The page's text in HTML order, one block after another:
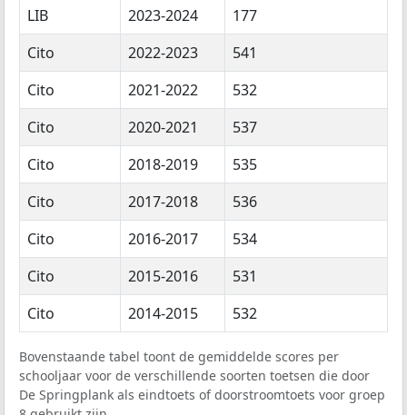
LIB
2023-2024
177
Cito
2022-2023
541
Cito
2021-2022
532
Cito
2020-2021
537
Cito
2018-2019
535
Cito
2017-2018
536
Cito
2016-2017
534
Cito
2015-2016
531
Cito
2014-2015 532
Bovenstaande tabel toont de gemiddelde scores per
schooljaar voor de verschillende soorten toetsen die door
De Springplank als eindtoets of doorstroomtoets voor groep